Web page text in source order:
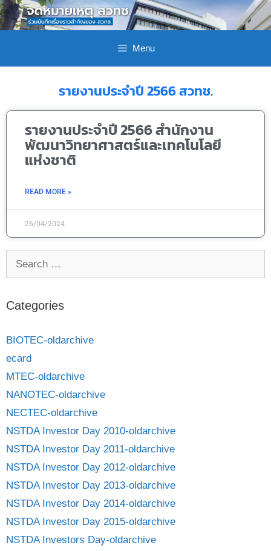
Menu
รายงานประจำปี 2566 สวทช.
รายงานประจำปี 2566 สำนักงาน
พัฒนาวิทยาศาสตร์และเทคโนโลยี
แห่งชาติ
READ MORE »
26/04/2024
Categories
BIOTEC-oldarchive
ecard
MTEC-oldarchive
NANOTEC-oldarchive
NECTEC-oldarchive
NSTDA Investor Day 2010-oldarchive
NSTDA Investor Day 2011-oldarchive
NSTDA Investor Day 2012-oldarchive
NSTDA Investor Day 2013-oldarchive
NSTDA Investor Day 2014-oldarchive
NSTDA Investor Day 2015-oldarchive
NSTDA Investors Day-oldarchive